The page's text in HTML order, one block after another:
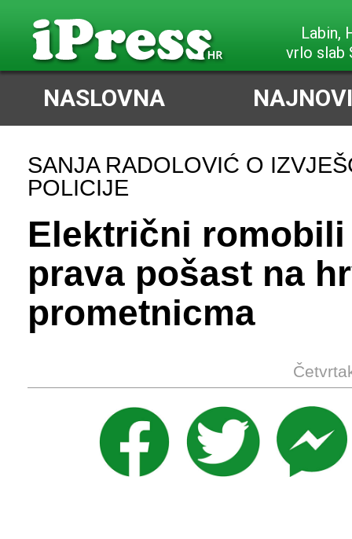
vrlo slab
NASLOVNA
SANJA RADOLOVIĆ O
POLICIJE
Električni
prava pošast na
prometnicma